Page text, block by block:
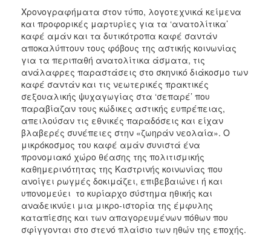
Χρονογραφήματα στον τύπο, λογοτεχνικά κείμενα
και προφορικές μαρτυρίες για τα ‘ανατολίτικα’
καφέ αμάν και τα δυτικότροπα καφέ σαντάν
αποκαλύπτουν τους φόβους της αστικής κοινωνίας
για τα περιπαθή ανατολίτικα άσματα, τις
ανάλαφρες παραστάσεις στο σκηνικό διάκοσμο των
καφέ σαντάν και τις νεωτερικές πρακτικές
σεξουαλικής ψυχαγωγίας στα ‘σεπαρέ’ που
παραβίαζαν τους κώδικες αστικής ευπρέπειας,
απειλούσαν τις εθνικές παραδόσεις και είχαν
βλαβερές συνέπειες στην «ζωηράν νεολαία». Ο
μικρόκοσμος του καφέ αμάν συνιστά ένα
προνομιακό χώρο θέασης της πολιτισμικής
καθημερινότητας της Καστρινής κοινωνίας που
ανοίγει ρωγμές δοκιμάζει, επιβεβαιώνει ή και
υπονομεύει το κυρίαρχο σύστημα ηθικής και
αναδεικνύει μια μικρο-ιστορία της έμφυλης
καταπίεσης και των απαγορευμένων πόθων που
σφίγγονται στο στενό πλαίσιο των ηθών της εποχής.